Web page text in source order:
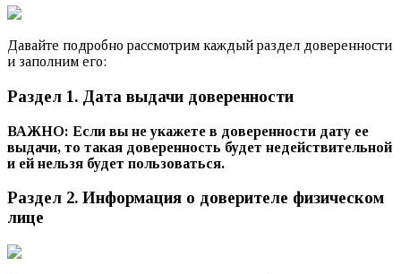
Давайте подробно рассмотрим каждый раздел доверенности
и заполним его:
Раздел 1. Дата выдачи доверенности
ВАЖНО: Если вы не укажете в доверенности дату ее
выдачи, то такая доверенность будет недействительной
и ей нельзя будет пользоваться.
Раздел 2. Информация о доверителе физическом
лице